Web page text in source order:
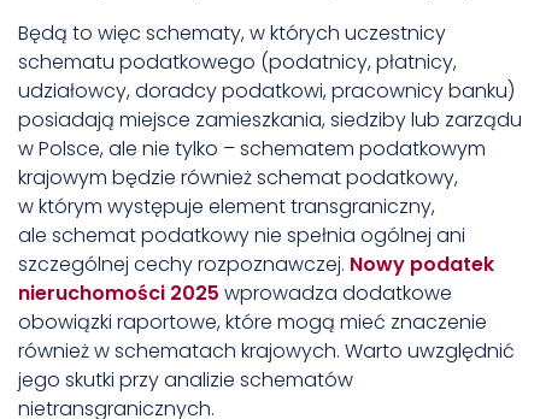
Będą to więc schematy, w których uczestnicy
schematu podatkowego (podatnicy, płatnicy,
udziałowcy, doradcy podatkowi, pracownicy banku)
posiadają miejsce zamieszkania, siedziby lub zarządu
w Polsce, ale nie tylko – schematem podatkowym
krajowym będzie również schemat podatkowy,
w którym występuje element transgraniczny,
ale schemat podatkowy nie spełnia ogólnej ani
szczególnej cechy rozpoznawczej. Nowy podatek
nieruchomości 2025 wprowadza dodatkowe
obowiązki raportowe, które mogą mieć znaczenie
również w schematach krajowych. Warto uwzględnić
jego skutki przy analizie schematów
nietransgranicznych.